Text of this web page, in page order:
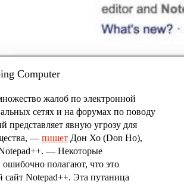
Computer
жалоб по электронной
сетях и на форумах по поводу
представляет явную угрозу для
— пишет Дон Хо (Don Ho),
— Некоторые
ошибочно полагают, что это
Notepad++. Эта путаница